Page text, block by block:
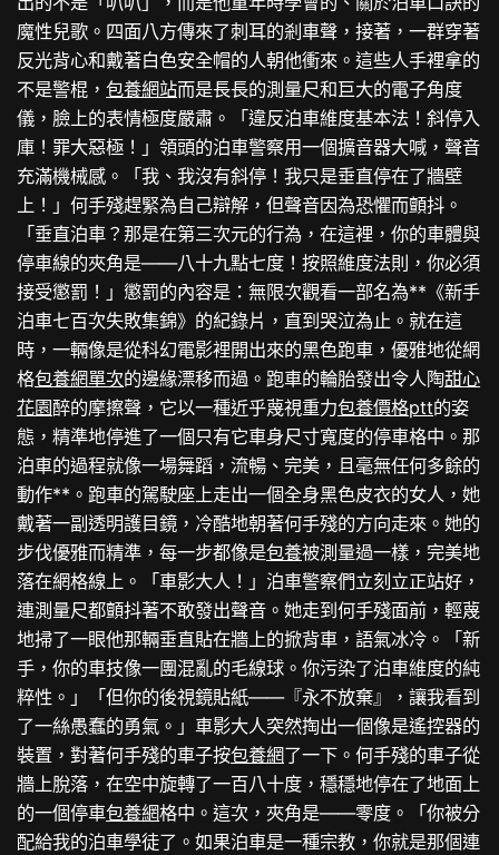
魔性兒歌。四面八方傳來了刺耳的剎車聲，接著，一群穿著
反光背心和戴著白色安全帽的人朝他衝來。這些人手裡拿的
不是警棍，包養網站而是長長的測量尺和巨大的電子角度
儀，臉上的表情極度嚴肅。「違反泊車維度基本法！斜停入
庫！罪大惡極！」領頭的泊車警察用一個擴音器大喊，聲音
充滿機械感。「我、我沒有斜停！我只是垂直停在了牆壁
上！」何手殘趕緊為自己辯解，但聲音因為恐懼而顫抖。
「垂直泊車？那是在第三次元的行為，在這裡，你的車體與
停車線的夾角是——八十九點七度！按照維度法則，你必須
接受懲罰！」懲罰的內容是：無限次觀看一部名為**《新手
泊車七百次失敗集錦》的紀錄片，直到哭泣為止。就在這
時，一輛像是從科幻電影裡開出來的黑色跑車，優雅地從網
格包養網單次的邊緣漂移而過。跑車的輪胎發出令人陶甜心
花園醉的摩擦聲，它以一種近乎蔑視重力包養價格ptt的姿
態，精準地停進了一個只有它車身尺寸寬度的停車格中。那
泊車的過程就像一場舞蹈，流暢、完美，且毫無任何多餘的
動作**。跑車的駕駛座上走出一個全身黑色皮衣的女人，她
戴著一副透明護目鏡，冷酷地朝著何手殘的方向走來。她的
步伐優雅而精準，每一步都像是包養被測量過一樣，完美地
落在網格線上。「車影大人！」泊車警察們立刻立正站好，
連測量尺都顫抖著不敢發出聲音。她走到何手殘面前，輕蔑
地掃了一眼他那輛垂直貼在牆上的掀背車，語氣冰冷。「新
手，你的車技像一團混亂的毛線球。你污染了泊車維度的純
粹性。」「但你的後視鏡貼紙——『永不放棄』，讓我看到
了一絲愚蠢的勇氣。」車影大人突然掏出一個像是遙控器的
裝置，對著何手殘的車子按包養網了一下。何手殘的車子從
牆上脫落，在空中旋轉了一百八十度，穩穩地停在了地面上
的一個停車包養網格中。這次，夾角是——零度。「你被分
配給我的泊車學徒了。如果泊車是一種宗教，你就是那個連